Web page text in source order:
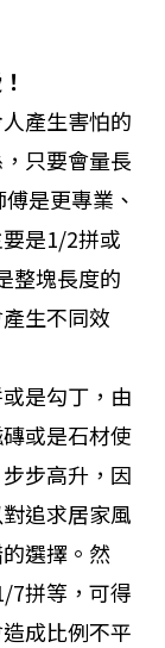
產生害怕的
只要會量長
是更專業、
是1/2拼或
整塊長度的
生不同效
是勾丁，由
或是石材使
步高升，因
追求居家風
選擇。然
7拼等，可得
成比例不平